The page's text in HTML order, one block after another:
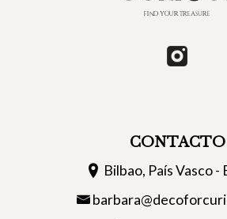
CONTACTO
Bilbao, País Vasco -